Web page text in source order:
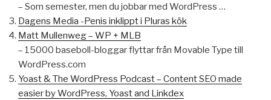
– Som semester, men du jobbar med WordPress …
Dagens Media -Penis inklippt i Pluras kök
Matt Mullenweg – WP + MLB
– 15000 baseboll-bloggar flyttar från Movable Type till
WordPress.com
Yoast & The WordPress Podcast – Content SEO made
easier by WordPress, Yoast and Linkdex